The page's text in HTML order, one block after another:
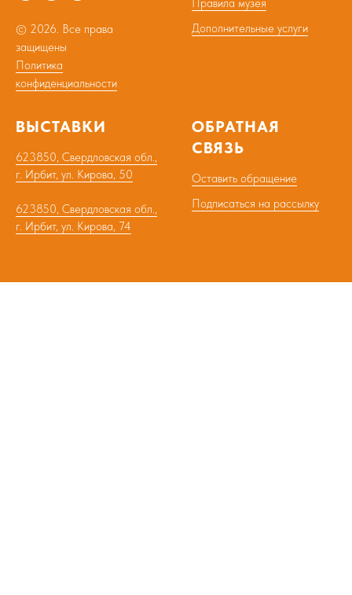
© 2026. Все права
защищены
Политика
конфиденциальности
Правила музея
Дополнительные услуги
ВЫСТАВКИ
623850, Свердловская обл.,
г. Ирбит, ул. Кирова, 50
623850, Свердловская обл.,
г. Ирбит, ул. Кирова, 74
ОБРАТНАЯ
СВЯЗЬ
Оставить обращение
Подписаться на рассылку